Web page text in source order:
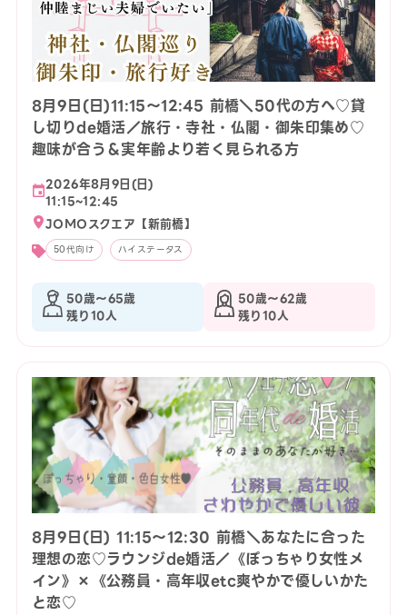
8月9日(日)11:15〜12:45 前橋＼50代の方へ♡貸
し切りde婚活／旅行・寺社・仏閣・御朱印集め♡
趣味が合う＆実年齢より若く見られる方
2026年8月9日(日)
11:15~12:45
JOMOスクエア【新前橋】
50代向け ハイステータス
50歳〜65歳
残り10人
50歳〜62歳
残り10人
8月9日(日) 11:15〜12:30 前橋＼あなたに合った
理想の恋♡ラウンジde婚活／《ぽっちゃり女性メ
イン》×《公務員・高年収etc爽やかで優しいかた
と恋♡